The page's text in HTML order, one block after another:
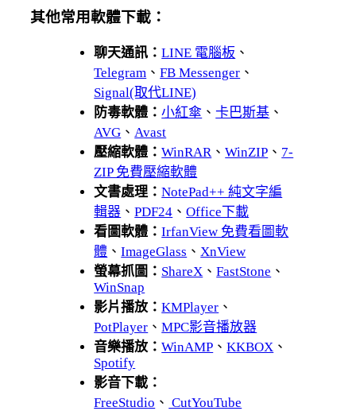
其他常用軟體下載：
聊天通訊：LINE 電腦板 、
Telegram 、FB Messenger 、
Signal(取代LINE)
防毒軟體：小紅傘 、卡巴斯基 、
AVG 、 Avast
壓縮軟體：WinRAR 、WinZIP 、 7-
ZIP 免費壓縮軟體
文書處理：NotePad++ 純文字編
輯器 、PDF24 、Office下載
看圖軟體：IrfanView 免費看圖軟
體 、ImageGlass 、 XnView
螢幕抓圖： ShareX 、FastStone 、
WinSnap
影片播放：KMPlayer 、
PotPlayer 、MPC影音播放器
音樂播放：WinAMP 、KKBOX 、
Spotify
影音下載：
FreeStudio 、 CutYouTube